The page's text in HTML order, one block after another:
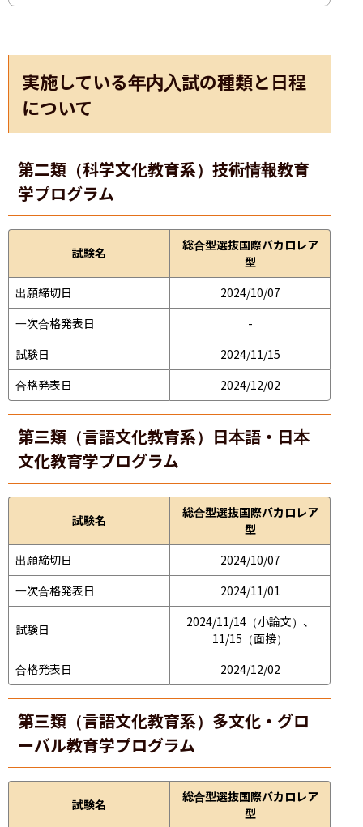
実施している年内入試の種類と日程
について
第二類（科学文化教育系）技術情報教育
学プログラム
試験名
総合型選抜国際バカロレア
型
出願締切日
2024/10/07
一次合格発表日
-
試験日
2024/11/15
合格発表日
2024/12/02
第三類（言語文化教育系）日本語・日本
文化教育学プログラム
試験名
総合型選抜国際バカロレア
型
出願締切日
2024/10/07
一次合格発表日
2024/11/01
試験日
2024/11/14（小論文）、
11/15（面接）
合格発表日
2024/12/02
第三類（言語文化教育系）多文化・グロ
ーバル教育学プログラム
試験名
総合型選抜国際バカロレア
型